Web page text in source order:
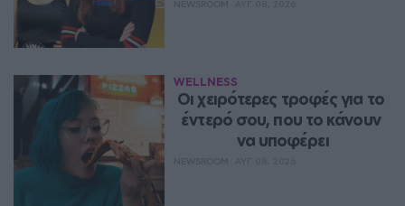
WELLNESS
Οι χειρότερες τροφές για το
έντερό σου, που το κάνουν
να υποφέρει